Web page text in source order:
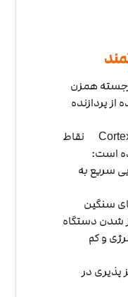
همزن
از پردازنده
نقاط
است:
سریع به
سنگین
شدن دستگاه
و کم
پذیری در